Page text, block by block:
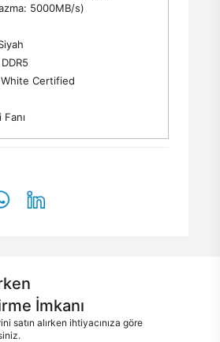
5000MB/s)
Certified
İmkanı
satın alırken ihtiyacınıza göre